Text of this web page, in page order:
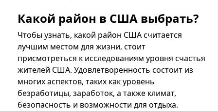
Какой район в США выбрать?
Чтобы узнать, какой район США считается
лучшим местом для жизни, стоит
присмотреться к исследованиям уровня счастья
жителей США. Удовлетворенность состоит из
многих аспектов, таких как уровень
безработицы, заработок, а также климат,
безопасность и возможности для отдыха.